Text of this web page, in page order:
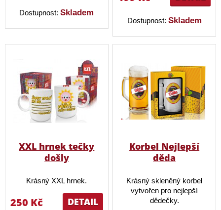
Dostupnost:Skladem
Dostupnost: Skladem
XXL hrnek tečky
došly
Krásný XXL hrnek.
DETAIL
250 Kč
Korbel Nejlepší
děda
Krásný skleněný korbel
vytvořen pro nejlepší
dědečky.